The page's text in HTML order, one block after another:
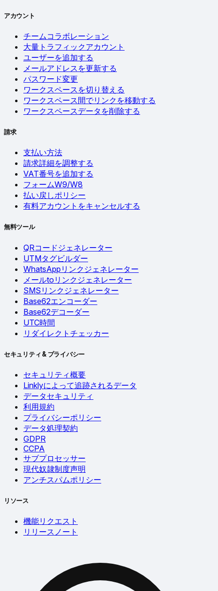
アカウント
チームコラボレーション
大量トラフィックアカウント
ユーザーを追加する
メールアドレスを更新する
パスワード変更
ワークスペースを切り替える
ワークスペース間でリンクを移動する
ワークスペースデータを削除する
請求
支払い方法
請求詳細を調整する
VAT番号を追加する
フォームW9/W8
払い戻しポリシー
有料アカウントをキャンセルする
無料ツール
QRコードジェネレーター
UTMタグビルダー
WhatsAppリンクジェネレーター
メールtoリンクジェネレーター
SMSリンクジェネレーター
Base62エンコーダー
Base62デコーダー
UTC時間
リダイレクトチェッカー
セキュリティ & プライバシー
セキュリティ概要
Linklyによって追跡されるデータ
データセキュリティ
利用規約
プライバシーポリシー
データ処理契約
GDPR
CCPA
サブプロセッサー
現代奴隷制度声明
アンチスパムポリシー
リソース
機能リクエスト
リリースノート